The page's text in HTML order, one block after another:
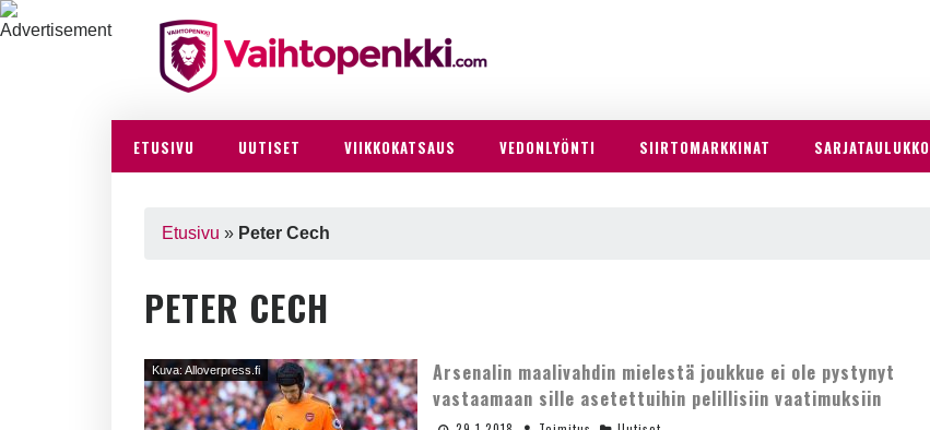
ETUSIVU UUTISET VIIKKOKATSAUS VEDONLYÖNTI SIIRTOMARKKINAT SARJATAULUKKO
Etusivu » Peter Cech
PETER CECH
Kuva: Alloverpress.fi
Arsenalin maalivahdin mielestä joukkue ei ole pystynyt
vastaamaan sille asetettuihin pelillisiin vaatimuksiin